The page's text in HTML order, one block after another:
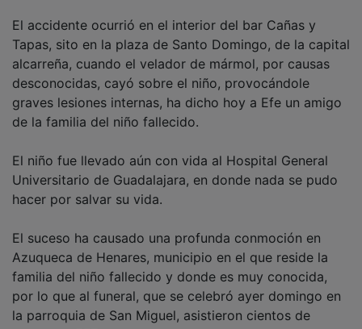
El accidente ocurrió en el interior del bar Cañas y
Tapas, sito en la plaza de Santo Domingo, de la capital
alcarreña, cuando el velador de mármol, por causas
desconocidas, cayó sobre el niño, provocándole
graves lesiones internas, ha dicho hoy a Efe un amigo
de la familia del niño fallecido.
El niño fue llevado aún con vida al Hospital General
Universitario de Guadalajara, en donde nada se pudo
hacer por salvar su vida.
El suceso ha causado una profunda conmoción en
Azuqueca de Henares, municipio en el que reside la
familia del niño fallecido y donde es muy conocida,
por lo que al funeral, que se celebró ayer domingo en
la parroquia de San Miguel, asistieron cientos de